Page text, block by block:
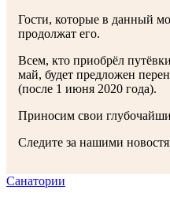
Гости, которые в данный
продолжат его.
Всем, кто приобрёл
май, будет предложен
(после 1 июня 2020 года).
Приносим свои
Следите за нашими
Санатории